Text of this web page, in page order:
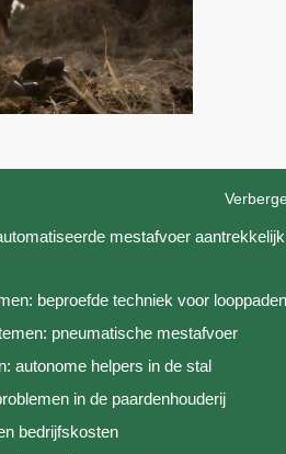
mestafvoer aantrekkelijk
beproefde techniek voor looppaden
pneumatische mestafvoer
autonome helpers in de stal
in de paardenhouderij
bedrijfskosten